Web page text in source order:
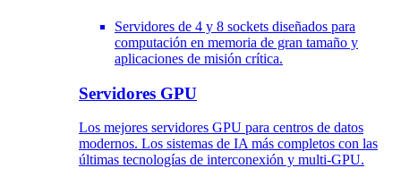
Servidores de 4 y 8 sockets diseñados para
computación en memoria de gran tamaño y
aplicaciones de misión crítica.
Servidores GPU
Los mejores servidores GPU para centros de datos
modernos. Los sistemas de IA más completos con las
últimas tecnologías de interconexión y multi-GPU.